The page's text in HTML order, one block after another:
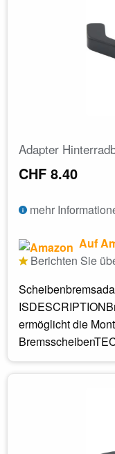
Adapter
CHF 8.40
mehr
Auf
Berichten Sie
ermöglicht die